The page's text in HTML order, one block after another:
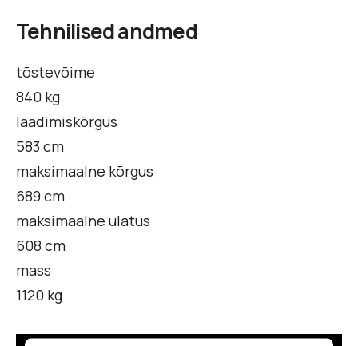
Tehnilised andmed
tõstevõime
840 kg
laadimiskõrgus
583 cm
maksimaalne kõrgus
689 cm
maksimaalne ulatus
608 cm
mass
1120 kg